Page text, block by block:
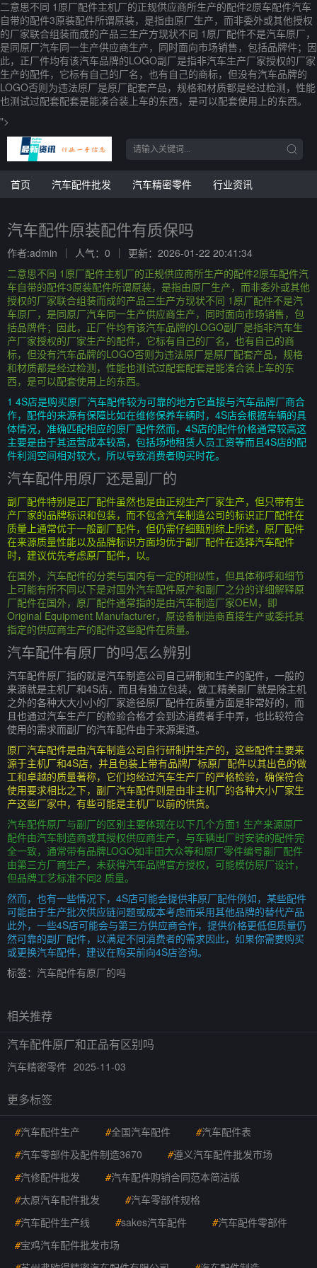
二意思不同 1原厂配件主机厂的正规供应商所生产的配件2原车配件汽车
自带的配件3原装配件所谓原装，是指由原厂生产，而非委外或其他授权
的厂家联合组装而成的产品三生产方现状不同 1原厂配件不是汽车原厂，
是同原厂汽车同一生产供应商生产，同时面向市场销售，包括品牌件；因
此，正厂件均有该汽车品牌的LOGO副厂是指非汽车生产厂家授权的厂家
生产的配件，它标有自己的厂名，也有自己的商标，但没有汽车品牌的
LOGO否则为违法原厂是原厂配套产品，规格和材质都是经过检测，性能
也测试过配套配套是能凑合装上车的东西，是可以配套使用上的东西。
">
首页 汽车配件批发 汽车精密零件 行业资讯
汽车配件原装配件有质保吗
作者:admin 人气：0
更新：2026-01-22 20:41:34
二意思不同 1原厂配件主机厂的正规供应商所生产的配件2原车配件汽
车自带的配件3原装配件所谓原装，是指由原厂生产，而非委外或其他
授权的厂家联合组装而成的产品三生产方现状不同 1原厂配件不是汽
车原厂，是同原厂汽车同一生产供应商生产，同时面向市场销售，包
括品牌件；因此，正厂件均有该汽车品牌的LOGO副厂是指非汽车生
产厂家授权的厂家生产的配件，它标有自己的厂名，也有自己的商
标，但没有汽车品牌的LOGO否则为违法原厂是原厂配套产品，规格
和材质都是经过检测，性能也测试过配套配套是能凑合装上车的东
西，是可以配套使用上的东西。
1 4S店是购买原厂汽车配件较为可靠的地方它直接与汽车品牌厂商合
作，配件的来源有保障比如在维修保养车辆时，4S店会根据车辆的具
体情况，准确匹配相应的原厂配件然而，4S店的配件价格通常较高这
主要是由于其运营成本较高，包括场地租赁人员工资等而且4S店的配
件利润空间相对较大，所以导致消费者购买时花。
汽车配件用原厂还是副厂的
副厂配件特别是正厂配件虽然也是由正规生产厂家生产，但只带有生
产厂家的品牌标识和包装，而不包含汽车制造公司的标识正厂配件在
质量上通常优于一般副厂配件，但仍需仔细甄别综上所述，原厂配件
在来源质量性能以及品牌标识方面均优于副厂配件在选择汽车配件
时，建议优先考虑原厂配件，以。
在国外，汽车配件的分类与国内有一定的相似性，但具体称呼和细节
上可能有所不同以下是对国外汽车配件原产和副厂之分的详细解释原
厂配件在国外，原厂配件通常指的是由汽车制造厂家OEM，即
Original Equipment Manufacturer，原设备制造商直接生产或委托其
指定的供应商生产的配件这些配件在质量。
汽车配件有原厂的吗怎么辨别
汽车配件原厂指的就是汽车制造公司自己研制和生产的配件，一般的
来源就是主机厂和4S店，而且有独立包装，做工精美副厂就是除主机
之外的各种大大小小的厂家途径原厂配件在质量方面是非常好的，而
且也通过汽车生产厂的检验合格才会到达消费者手中弄，也比较符合
使用的需求而副厂的汽车配件由于来源渠道。
原厂汽车配件是由汽车制造公司自行研制并生产的，这些配件主要来
源于主机厂和4S店，并且包装上带有品牌厂标原厂配件以其出色的做
工和卓越的质量著称，它们均经过汽车生产厂的严格检验，确保符合
使用要求相比之下，副厂汽车配件则是由非主机厂的各种大小厂家生
产这些厂家中，有些可能是主机厂以前的供货。
汽车配件原厂与副厂的区别主要体现在以下几个方面1 生产来源原厂
配件由汽车制造商或其授权供应商生产，与车辆出厂时安装的配件完
全一致，通常带有品牌LOGO如丰田大众等和原厂零件编号副厂配件
由第三方厂商生产，未获得汽车品牌官方授权，可能模仿原厂设计，
但品牌工艺标准不同2 质量。
然而，也有一些情况下，4S店可能会提供非原厂配件例如，某些配件
可能由于生产批次供应链问题或成本考虑而采用其他品牌的替代产品
此外，一些4S店可能会与第三方供应商合作，提供价格更低但质量仍
然可靠的副厂配件，以满足不同消费者的需求因此，如果你需要购买
或更换汽车配件，建议在购买前向4S店咨询。
标签： 汽车配件有原厂的吗
相关推荐
汽车配件原厂和正品有区别吗
汽车精密零件 2025-11-03
更多标签
#汽车配件生产 #全国汽车配件 #汽车配件表
#汽车零部件及配件制造3670 #遵义汽车配件批发市场
#汽修配件批发 #汽车配件购销合同范本简洁版
#太原汽车配件批发 #汽车零部件规格
#汽车配件生产线 #sakes汽车配件 #汽车配件零部件
#宝鸡汽车配件批发市场